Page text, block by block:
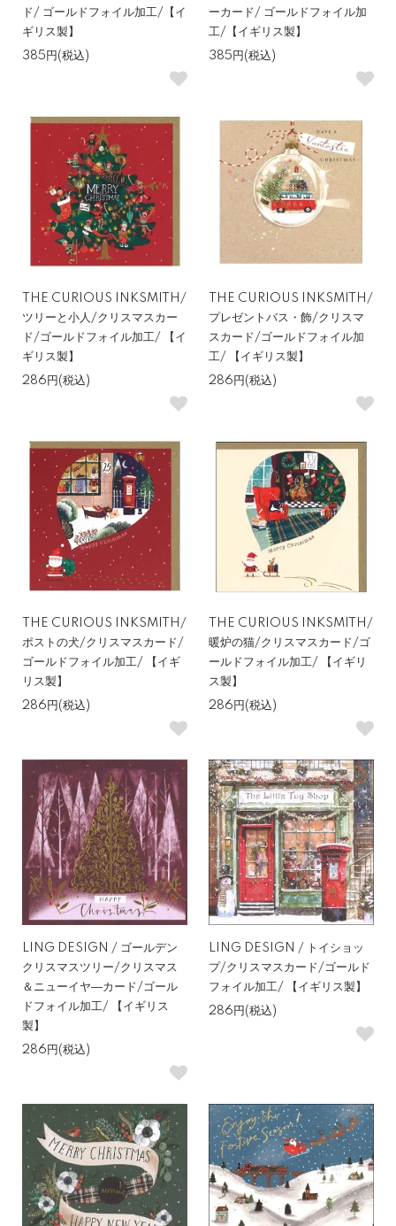
ド/ ゴールドフォイル加工/【イ
ギリス製】
385円(税込)
ーカード/ ゴールドフォイル加
工/【イギリス製】
385円(税込)
THE CURIOUS INKSMITH/
ツリーと小人/クリスマスカー
ド/ゴールドフォイル加工/ 【イ
ギリス製】
286円(税込)
THE CURIOUS INKSMITH/
プレゼントバス・飾/クリスマ
スカード/ゴールドフォイル加
工/ 【イギリス製】
286円(税込)
THE CURIOUS INKSMITH/
ポストの犬/クリスマスカード/
ゴールドフォイル加工/ 【イギ
リス製】
286円(税込)
THE CURIOUS INKSMITH/
暖炉の猫/クリスマスカード/ゴ
ールドフォイル加工/ 【イギリ
ス製】
286円(税込)
LING DESIGN / ゴールデン
クリスマスツリー/クリスマス
＆ニューイヤ―カード/ゴール
ドフォイル加工/ 【イギリス
製】
286円(税込)
LING DESIGN / トイショッ
プ/クリスマスカード/ゴールド
フォイル加工/ 【イギリス製】
286円(税込)